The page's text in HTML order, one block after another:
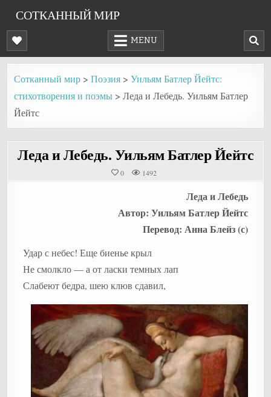
content
СОТКАННЫЙ МИР
MENU
Сотканный мир >Поэзия >Уильям Батлер Йейтс:
стихотворения и поэмы >Леда и Лебедь. Уильям Батлер
Йейтс
Леда и Лебедь. Уильям Батлер Йейтс
0 1492
Леда и Лебедь
Автор: Уильям Батлер Йейтс
Перевод: Анна Блейз (с)
Удар с небес! Еще биенье крыл
Не смолкло — а от ласки темных лап
Слабеют бедра, шею клюв сдавил,